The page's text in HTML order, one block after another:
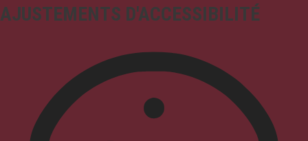
AJUSTEMENTS D'ACCESSIBILITÉ